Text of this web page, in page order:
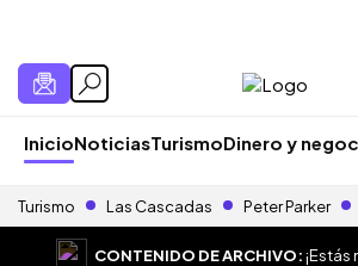
InicioNoticiasTurismoDinero y
Turismo Las Cascadas Peter Parker
CONTENIDO DE ARCHIVO: